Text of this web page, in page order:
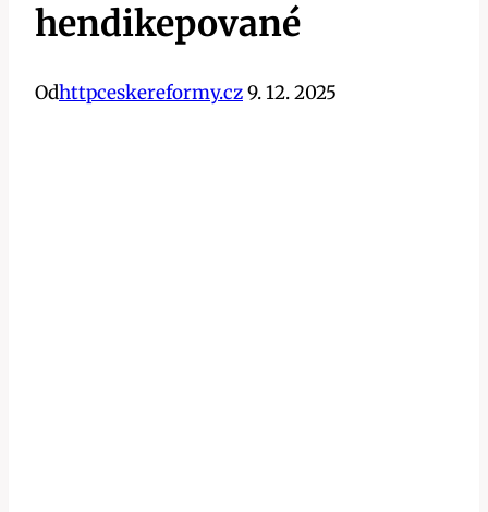
hendikepované
Odhttpceskereformy.cz9. 12. 2025